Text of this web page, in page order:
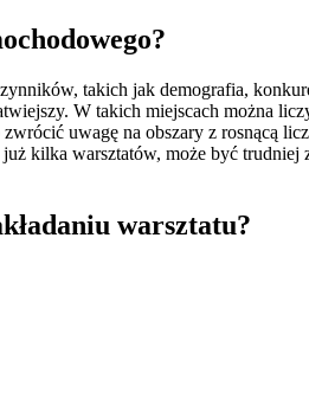
takich jak demografia,
W takich miejscach można
uwagę na obszary z rosnącą
kilka warsztatów, może być
warsztatu?